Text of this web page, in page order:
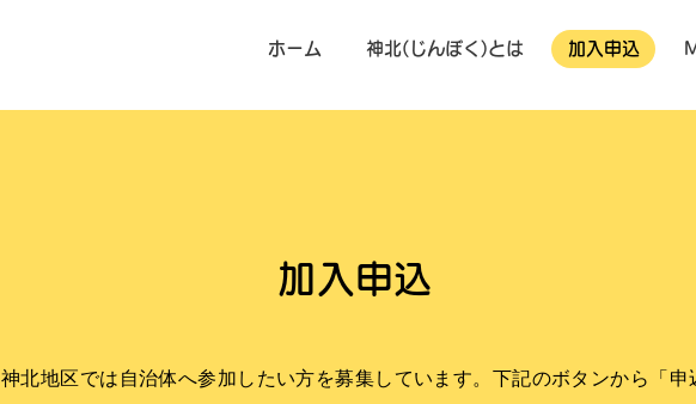
ホーム 神北(じんぼく)とは 加入申込
神北地区では自治体へ参加したい方を募集しています。下記のボタンから「申
加入申込